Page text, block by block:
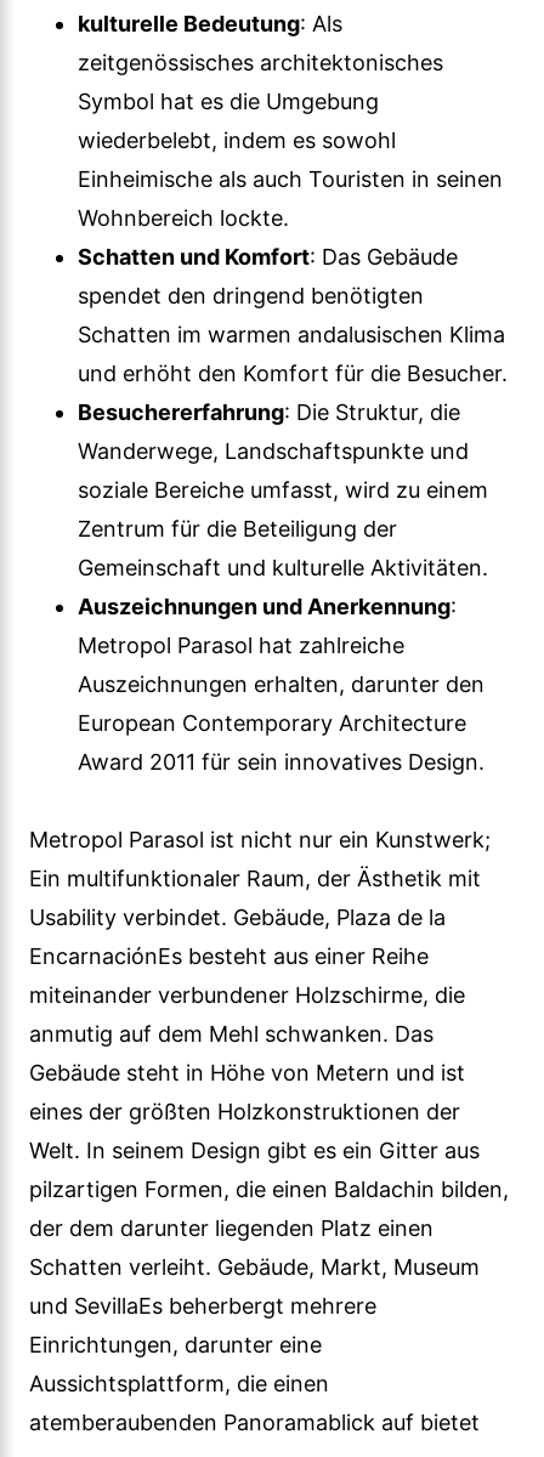
kulturelle Bedeutung: Als
zeitgenössisches architektonisches
Symbol hat es die Umgebung
wiederbelebt, indem es sowohl
Einheimische als auch Touristen in seinen
Wohnbereich lockte.
Schatten und Komfort: Das Gebäude
spendet den dringend benötigten
Schatten im warmen andalusischen Klima
und erhöht den Komfort für die Besucher.
Besuchererfahrung: Die Struktur, die
Wanderwege, Landschaftspunkte und
soziale Bereiche umfasst, wird zu einem
Zentrum für die Beteiligung der
Gemeinschaft und kulturelle Aktivitäten.
Auszeichnungen und Anerkennung:
Metropol Parasol hat zahlreiche
Auszeichnungen erhalten, darunter den
European Contemporary Architecture
Award 2011 für sein innovatives Design.
Metropol Parasol ist nicht nur ein Kunstwerk;
Ein multifunktionaler Raum, der Ästhetik mit
Usability verbindet. Gebäude, Plaza de la
EncarnaciónEs besteht aus einer Reihe
miteinander verbundener Holzschirme, die
anmutig auf dem Mehl schwanken. Das
Gebäude steht in Höhe von Metern und ist
eines der größten Holzkonstruktionen der
Welt. In seinem Design gibt es ein Gitter aus
pilzartigen Formen, die einen Baldachin bilden,
der dem darunter liegenden Platz einen
Schatten verleiht. Gebäude, Markt, Museum
und SevillaEs beherbergt mehrere
Einrichtungen, darunter eine
Aussichtsplattform, die einen
atemberaubenden Panoramablick auf bietet